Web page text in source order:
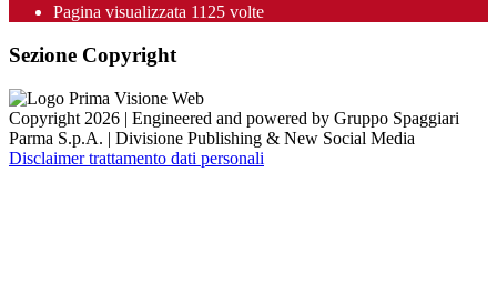
Pagina visualizzata 1125 volte
Sezione Copyright
Copyright 2026 | Engineered and powered by Gruppo Spaggiari
Parma S.p.A. | Divisione Publishing & New Social Media
Disclaimer trattamento dati personali